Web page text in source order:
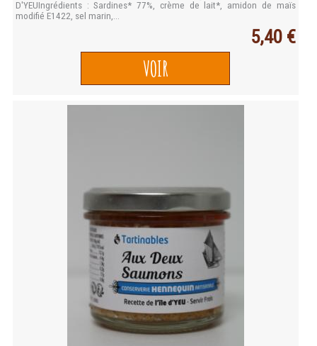
D'YEUIngrédients : Sardines* 77%, crème de lait*, amidon de maïs
modifié E1422, sel marin,...
5,40 €
VOIR